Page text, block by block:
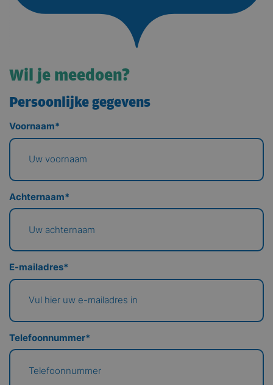
Wil je meedoen?
Persoonlijke gegevens
Voornaam*
Achternaam*
E-mailadres*
Telefoonnummer*